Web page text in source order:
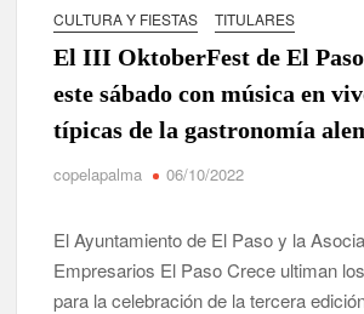
Tato Primera: “Quiero luchar por el título de
España y traer el cinturón a Canarias”
José Carlos Martín: “La Palma tendrá antes
de ajedrez con 200 jugadores”
Víctor González destaca el papel del deporte
David Ruiz rechaza las críticas de Nueva
que Tazacorte “avanza y cumple objetivos”
CULTURA Y FIESTAS TITULARES
El III OktoberFest de El
este sábado con música en
típicas de la gastronomía
copelapalma 06/10/2022
El Ayuntamiento de El Paso y la
Empresarios El Paso Crece ultiman
para la celebración de la tercera